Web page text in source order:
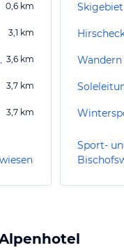
0,6 km
3,1 km
3,6 km
3,7 km
3,7 km
Sport-